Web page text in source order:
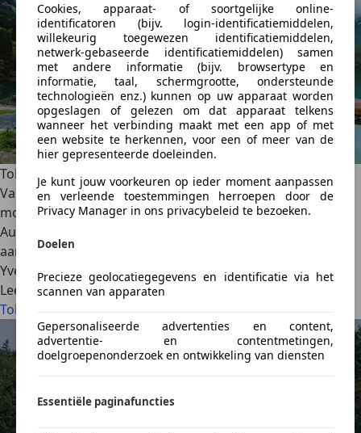
Cookies, apparaat- of soortgelijke online-
identificatoren (bijv. login-identificatiemiddelen,
willekeurig toegewezen identificatiemiddelen,
netwerk-gebaseerde identificatiemiddelen) samen
met andere informatie (bijv. browsertype en
informatie, taal, schermgrootte, ondersteunde
technologieën enz.) kunnen op uw apparaat worden
opgeslagen of gelezen om dat apparaat telkens
wanneer het verbinding maakt met een app of met
een website te herkennen, voor een of meer van de
hier gepresenteerde doeleinden.
Je kunt jouw voorkeuren op ieder moment aanpassen
en verleende toestemmingen herroepen door de
Privacy Manager in ons privacybeleid te bezoeken.
Doelen
Precieze geolocatiegegevens en identificatie via het
scannen van apparaten
Gepersonaliseerde advertenties en content,
advertentie- en contentmetingen,
doelgroepenonderzoek en ontwikkeling van diensten
Essentiële paginafuncties
Tolwegen in Noorwegen: Dit moet je weten
Van plan om met de auto naar Noorwegen te gaan? Dan
moet je rekening houden met de lokale tolwegen.
Autoscout24 legt je er alles over uit zodat je voorbereid
aan je volgende roadtrip kan starten.
Yves Wouters ·26/09/2025·8 min gelezen
Lees meer
Tolwegen in Noorwegen: Dit moet je weten